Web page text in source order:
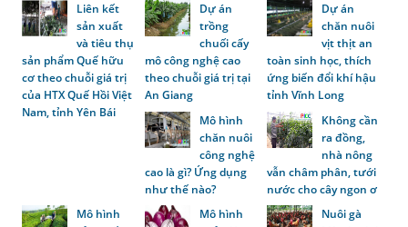
Liên kết
sản xuất
và tiêu thụ
sản phẩm Quế hữu
cơ theo chuỗi giá trị
của HTX Quế Hồi Việt
Nam, tỉnh Yên Bái
Dự án
trồng
chuối cấy
mô công nghệ cao
theo chuỗi giá trị tại
An Giang
Dự án
chăn nuôi
vịt thịt an
toàn sinh học, thích
ứng biến đổi khí hậu
tỉnh Vĩnh Long
Mô hình
chăn nuôi
công nghệ
cao là gì? Ứng dụng
như thế nào?
Không cần
ra đồng,
nhà nông
vẫn châm phân, tưới
nước cho cây ngon ơ
Mô hình
Mô hình
Nuôi gà